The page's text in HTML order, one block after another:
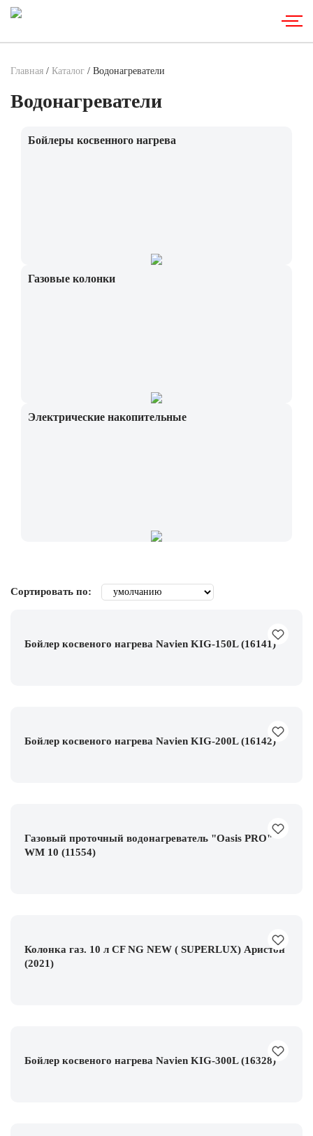
Главная / Каталог / Водонагреватели
Водонагреватели
Бойлеры косвенного нагрева
Газовые колонки
Электрические накопительные
Сортировать по:
Бойлер косвеного нагрева Navien KIG-150L (16141)
Бойлер косвеного нагрева Navien KIG-200L (16142)
Газовый проточный водонагреватель "Oasis PRO"
WM 10 (11554)
Колонка газ. 10 л CF NG NEW ( SUPERLUX) Аристон
(2021)
Бойлер косвеного нагрева Navien KIG-300L (16328)